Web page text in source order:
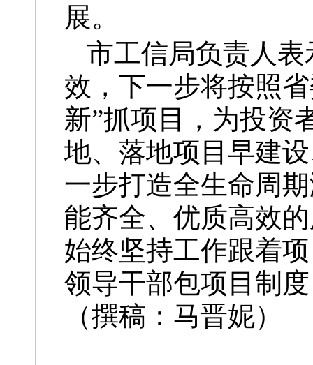
展。
市工信局负责人
效，下一步将按照
新”抓项目，为投资
地、落地项目早建
一步打造全生命周
能齐全、优质高效
始终坚持工作跟着
领导干部包项目制
（撰稿：马晋妮）